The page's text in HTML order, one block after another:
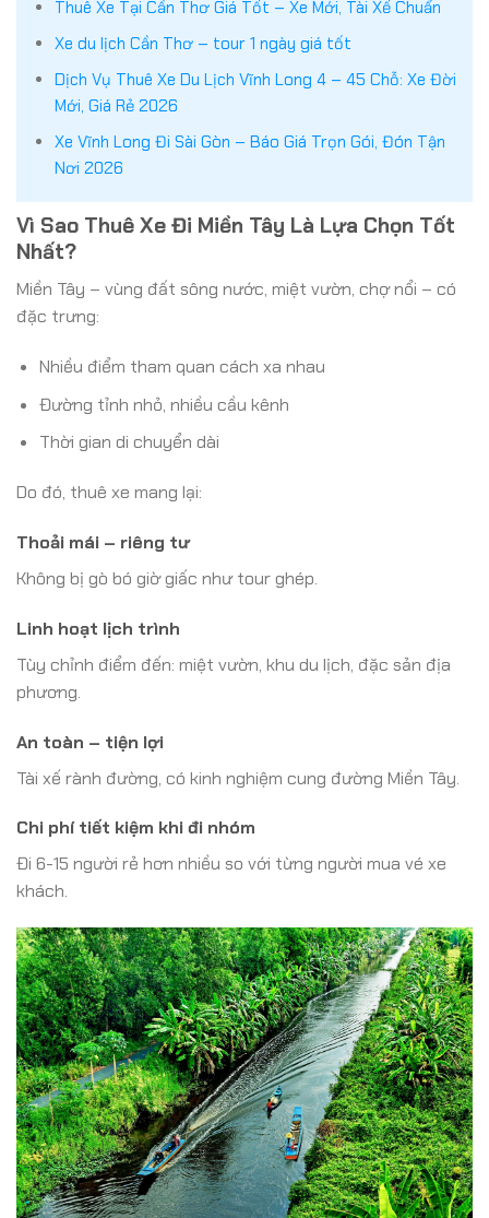
Thuê Xe Tại Cần Thơ Giá Tốt – Xe Mới, Tài Xế Chuẩn
Xe du lịch Cần Thơ – tour 1 ngày giá tốt
Dịch Vụ Thuê Xe Du Lịch Vĩnh Long 4 – 45 Chỗ: Xe Đời
Mới, Giá Rẻ 2026
Xe Vĩnh Long Đi Sài Gòn – Báo Giá Trọn Gói, Đón Tận
Nơi 2026
Vì Sao Thuê Xe Đi Miền Tây Là Lựa Chọn Tốt
Nhất?
Miền Tây – vùng đất sông nước, miệt vườn, chợ nổi – có
đặc trưng:
Nhiều điểm tham quan cách xa nhau
Đường tỉnh nhỏ, nhiều cầu kênh
Thời gian di chuyển dài
Do đó, thuê xe mang lại:
Thoải mái – riêng tư
Không bị gò bó giờ giấc như tour ghép.
Linh hoạt lịch trình
Tùy chỉnh điểm đến: miệt vườn, khu du lịch, đặc sản địa
phương.
An toàn – tiện lợi
Tài xế rành đường, có kinh nghiệm cung đường Miền Tây.
Chi phí tiết kiệm khi đi nhóm
Đi 6-15 người rẻ hơn nhiều so với từng người mua vé xe
khách.